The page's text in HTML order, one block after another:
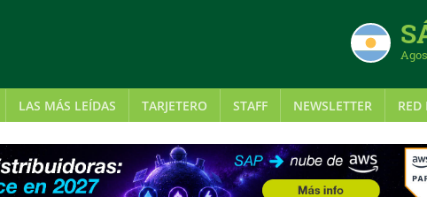
LAS MÁS LEÍDAS TARJETERO STAFF NEWSLETTER